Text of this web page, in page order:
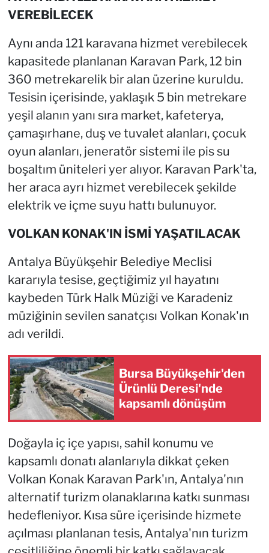
VEREBİLECEK
Aynı anda 121 karavana hizmet verebilecek
kapasitede planlanan Karavan Park, 12 bin
360 metrekarelik bir alan üzerine kuruldu.
Tesisin içerisinde, yaklaşık 5 bin metrekare
yeşil alanın yanı sıra market, kafeterya,
çamaşırhane, duş ve tuvalet alanları, çocuk
oyun alanları, jeneratör sistemi ile pis su
boşaltım üniteleri yer alıyor. Karavan Park'ta,
her araca ayrı hizmet verebilecek şekilde
elektrik ve içme suyu hattı bulunuyor.
VOLKAN KONAK'IN İSMİ YAŞATILACAK
Antalya Büyükşehir Belediye Meclisi
kararıyla tesise, geçtiğimiz yıl hayatını
kaybeden Türk Halk Müziği ve Karadeniz
müziğinin sevilen sanatçısı Volkan Konak'ın
adı verildi.
Bursa Büyükşehir'den
Ürünlü Deresi'nde
kapsamlı dönüşüm
Doğayla iç içe yapısı, sahil konumu ve
kapsamlı donatı alanlarıyla dikkat çeken
Volkan Konak Karavan Park'ın, Antalya'nın
alternatif turizm olanaklarına katkı sunması
hedefleniyor. Kısa süre içerisinde hizmete
açılması planlanan tesis, Antalya'nın turizm